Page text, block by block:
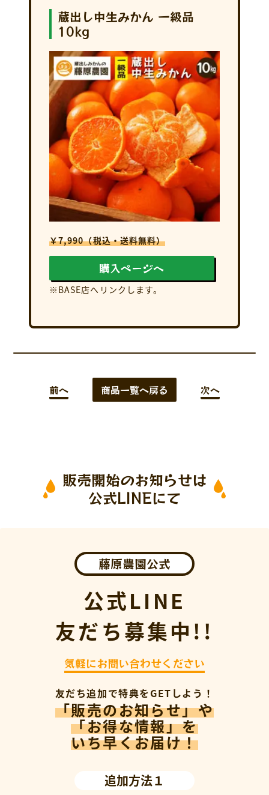
蔵出し中生みかん 一級品
10kg
￥7,990（税込・送料無料）
購入ページへ
※BASE店へリンクします。
前へ 商品一覧へ戻る 次へ
販売開始のお知らせは
公式LINEにて
藤原農園公式
公式LINE
友だち募集中!!
気軽にお問い合わせください
友だち追加で特典をGETしよう！
「販売のお知らせ」や
「お得な情報」を
いち早くお届け！
追加方法１